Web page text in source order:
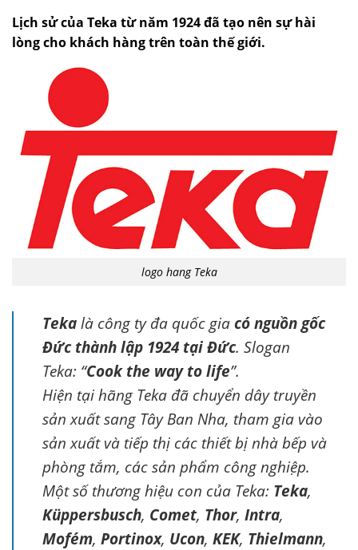
Lịch sử của Teka từ năm 1924 đã tạo nên sự hài
lòng cho khách hàng trên toàn thế giới.
logo hang Teka
Tekalà công ty đa quốc giacó nguồn gốc
Đức thành lập 1924 tại Đức. Slogan
Teka: “Cook the way to life”.
Hiện tại hãng Teka đã chuyển dây truyền
sản xuất sang Tây Ban Nha, tham gia vào
sản xuất và tiếp thị các thiết bị nhà bếp và
phòng tắm, các sản phẩm công nghiệp.
Một số thương hiệu con của Teka: Teka,
Küppersbusch, Comet, Thor, Intra,
Mofém, Portinox, Ucon, KEK, Thielmann,